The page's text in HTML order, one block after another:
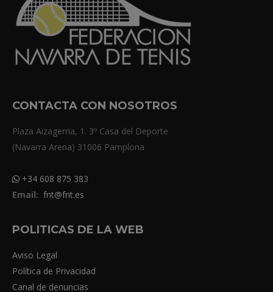
CONTACTA CON NOSOTROS
Plaza Aizagerria, 1. 3º Casa del Deporte
(Navarra Arena) 31006 Pamplona
+34 608 875 383
Email: fnt@fnt.es
POLITICAS DE LA WEB
Aviso Legal
Política de Privacidad
Canal de denuncias